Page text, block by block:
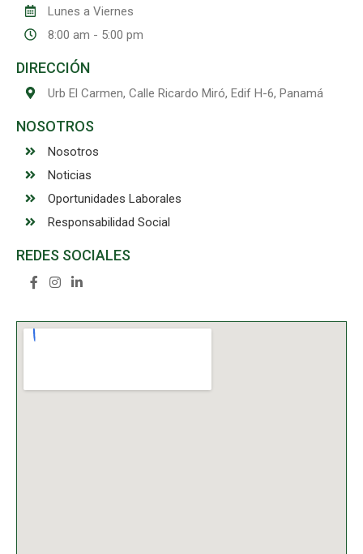
Lunes a Viernes
8:00 am - 5:00 pm
DIRECCIÓN
Urb El Carmen, Calle Ricardo Miró, Edif H-6, Panamá
NOSOTROS
Nosotros
Noticias
Oportunidades Laborales
Responsabilidad Social
REDES SOCIALES